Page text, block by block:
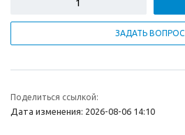
ЗАДАТЬ ВОПРОС
Поделиться ссылкой:
Дата изменения: 2026-08-06 14:10